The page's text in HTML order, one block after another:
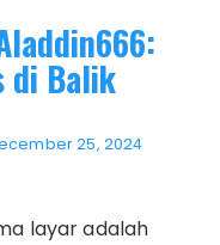
di Balik
25, 2024
layar adalah